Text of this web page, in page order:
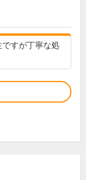
すが丁寧な処